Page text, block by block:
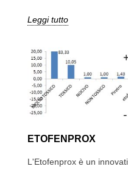
Leggi tutto
ETOFENPROX
L'Etofenprox è un